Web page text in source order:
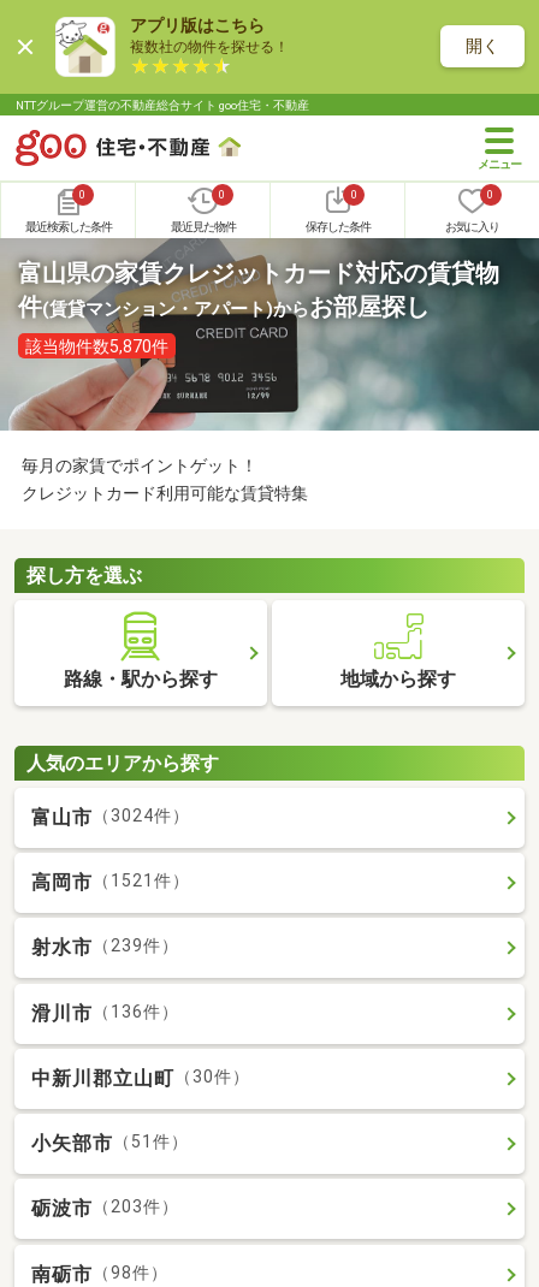
アプリ版はこちら
複数社の物件を探せる！ 開く
NTTグループ運営の不動産総合サイト goo住宅・不動産
0
最近検索した条件
0
最近見た物件
0
保存した条件
0
お気に入り
富山県の家賃クレジットカード対応の賃貸物
件(賃貸マンション・アパート)からお部屋探し
該当物件数5,870件
毎月の家賃でポイントゲット！
クレジットカード利用可能な賃貸特集
探し方を選ぶ
路線・駅から探す 地域から探す
人気のエリアから探す
富山市 （3024件）
高岡市 （1521件）
射水市 （239件）
滑川市 （136件）
中新川郡立山町 （30件）
小矢部市 （51件）
砺波市 （203件）
南砺市 （98件）